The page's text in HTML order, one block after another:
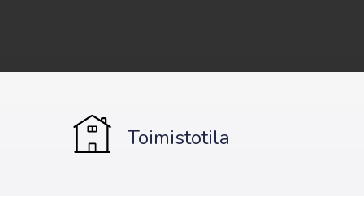
Toimistotila